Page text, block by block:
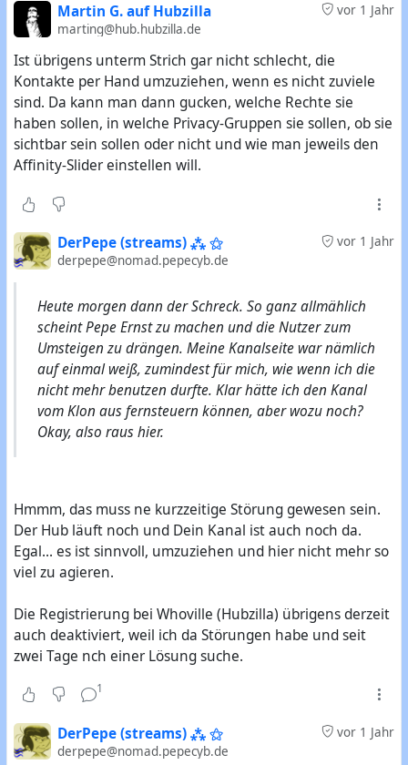
vor 1 Jahr
Martin G. auf Hubzilla
marting@hub.hubzilla.de
Ist übrigens unterm Strich gar nicht schlecht, die
Kontakte per Hand umzuziehen, wenn es nicht zuviele
sind. Da kann man dann gucken, welche Rechte sie
haben sollen, in welche Privacy-Gruppen sie sollen, ob sie
sichtbar sein sollen oder nicht und wie man jeweils den
Affinity-Slider einstellen will.
vor 1 Jahr
DerPepe (streams) ⁂ ⚝
derpepe@nomad.pepecyb.de
Heute morgen dann der Schreck. So ganz allmählich
scheint Pepe Ernst zu machen und die Nutzer zum
Umsteigen zu drängen. Meine Kanalseite war nämlich
auf einmal weiß, zumindest für mich, wie wenn ich die
nicht mehr benutzen durfte. Klar hätte ich den Kanal
vom Klon aus fernsteuern können, aber wozu noch?
Okay, also raus hier.
Hmmm, das muss ne kurzzeitige Störung gewesen sein.
Der Hub läuft noch und Dein Kanal ist auch noch da.
Egal... es ist sinnvoll, umzuziehen und hier nicht mehr so
viel zu agieren.
Die Registrierung bei Whoville (Hubzilla) übrigens derzeit
auch deaktiviert, weil ich da Störungen habe und seit
zwei Tage nch einer Lösung suche.
1
vor 1 Jahr
DerPepe (streams) ⁂ ⚝
derpepe@nomad.pepecyb.de